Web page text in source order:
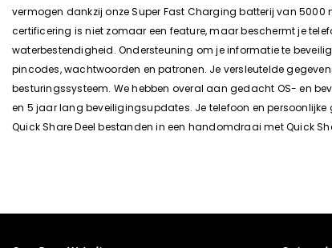
vermogen dankzij onze Super Fast Charging batterij van
certificering is niet zomaar een feature, maar beschermt je
waterbestendigheid. Ondersteuning om je informatie te
pincodes, wachtwoorden en patronen. Je versleutelde
besturingssysteem. We hebben overal aan gedacht OS- en
en 5 jaar lang beveiligingsupdates. Je telefoon en
Quick Share Deel bestanden in een handomdraai met Quick